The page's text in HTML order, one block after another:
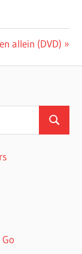
allein (DVD)
Suchen